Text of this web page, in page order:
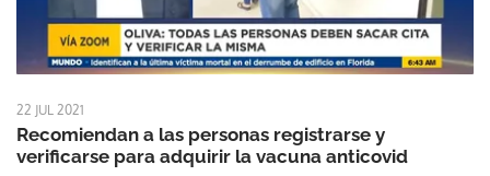
22 JUL 2021
Recomiendan a las personas registrarse y
verificarse para adquirir la vacuna anticovid